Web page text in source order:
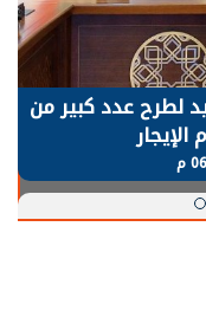
لطرح عدد كبير من